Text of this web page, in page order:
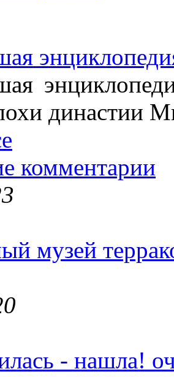
династии
комментарии
музей
- нашла!